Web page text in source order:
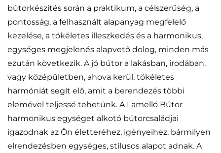
bútorkészítés során a praktikum, a célszerűség, a
pontosság, a felhasznált alapanyag megfelelő
kezelése, a tökéletes illeszkedés és a harmonikus,
egységes megjelenés alapvető dolog, minden más
ezután következik. A jó bútor a lakásban, irodában,
vagy középületben, ahova kerül, tökéletes
harmóniát segít elő, amit a berendezés többi
elemével teljessé tehetünk. A Lamelló Bútor
harmonikus egységet alkotó bútorcsaládjai
igazodnak az Ön életteréhez, igényeihez, bármilyen
elrendezésben egységes, stílusos alapot adnak. A